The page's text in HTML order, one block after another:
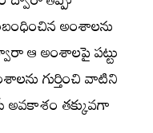
అంశాలను
ఆ అంశాలపై పట్టు
గుర్తించి వాటిని
అవకాశం తక్కువగా